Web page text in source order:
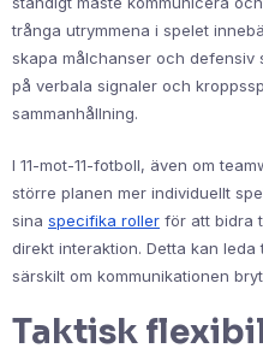
trånga utrymmena i spelet
skapa målchanser och defensiv
på verbala signaler och
sammanhållning.
I 11-mot-11-fotboll, även om
större planen mer individuellt
sina specifika roller för att bidra
direkt interaktion. Detta kan
särskilt om kommunikationen
Taktisk